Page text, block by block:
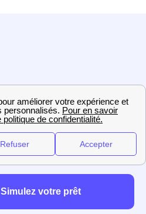
Simulez votre prêt